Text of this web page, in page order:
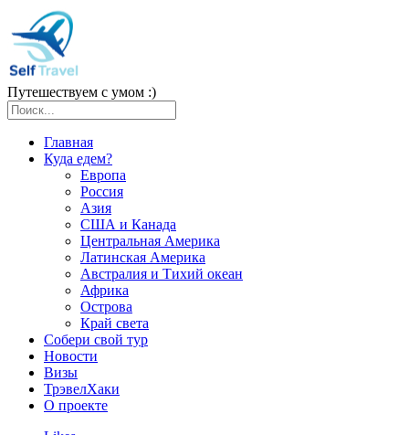
Путешествуем с умом :)
Главная
Куда едем?
Европа
Россия
Азия
США и Канада
Центральная Америка
Латинская Америка
Австралия и Тихий океан
Африка
Острова
Край света
Собери свой тур
Новости
Визы
ТрэвелХаки
О проекте